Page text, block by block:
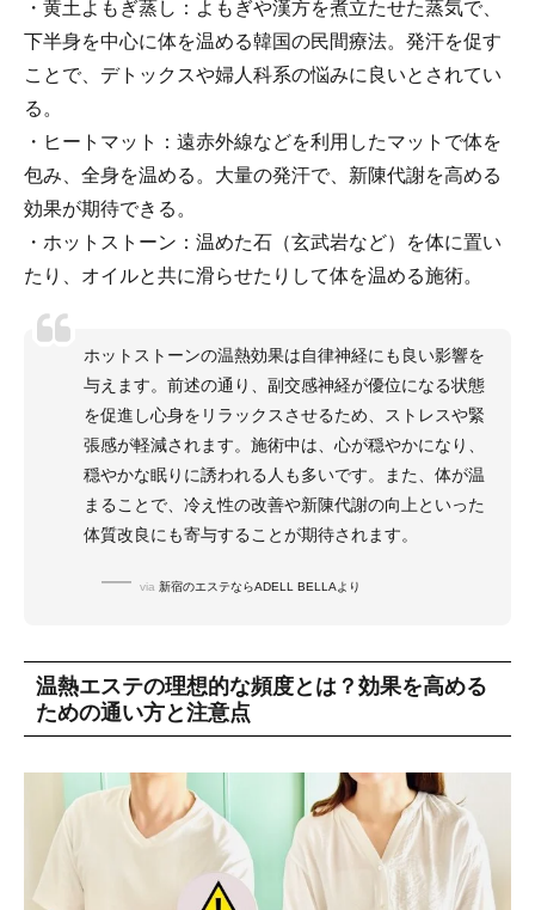
・黄土よもぎ蒸し：よもぎや漢方を煮立たせた蒸気で、
下半身を中心に体を温める韓国の民間療法。発汗を促す
ことで、デトックスや婦人科系の悩みに良いとされてい
る。
・ヒートマット：遠赤外線などを利用したマットで体を
包み、全身を温める。大量の発汗で、新陳代謝を高める
効果が期待できる。
・ホットストーン：温めた石（玄武岩など）を体に置い
たり、オイルと共に滑らせたりして体を温める施術。
ホットストーンの温熱効果は自律神経にも良い影響を
与えます。前述の通り、副交感神経が優位になる状態
を促進し心身をリラックスさせるため、ストレスや緊
張感が軽減されます。施術中は、心が穏やかになり、
穏やかな眠りに誘われる人も多いです。また、体が温
まることで、冷え性の改善や新陳代謝の向上といった
体質改良にも寄与することが期待されます。
via 新宿のエステならADELL BELLAより
温熱エステの理想的な頻度とは？効果を高める
ための通い方と注意点